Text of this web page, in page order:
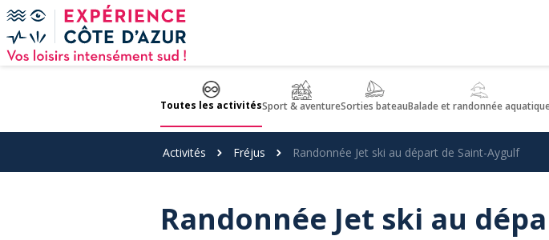
Panneau de gestion des cookies
Toutes les activitésSport & aventureSorties bateauBalade et randonnée
Activités Fréjus Randonnée Jet ski au départ de Saint-Aygulf
Randonnée Jet ski au